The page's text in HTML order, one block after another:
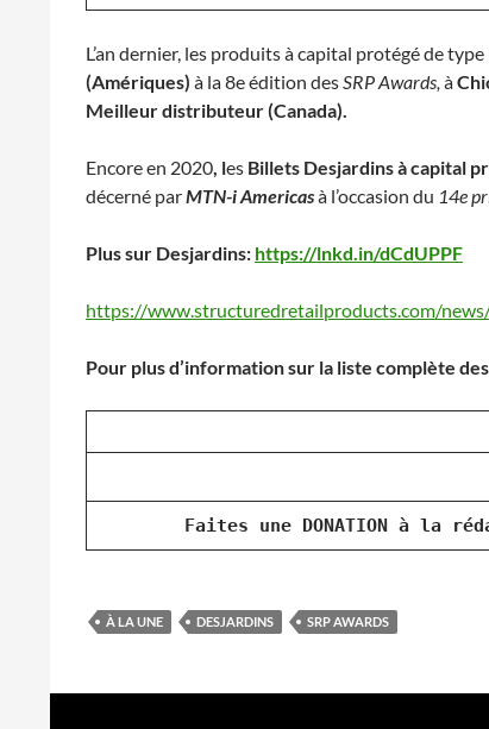
L’an dernier, les produits à capital protégé de
(Amériques) à la 8e édition desSRP Awards, à
Meilleur distributeur (Canada).
Encore en 2020, les Billets Desjardins à capital
décerné parMTN-i Americasà l’occasion du 14e
Plus sur Desjardins: https://lnkd.in/dCdUPPF
https://www.structuredretailproducts.com/
Pour plus d’information sur la liste complète
Faites une DONATION à la
À LA UNE DESJARDINS SRP AWARDS